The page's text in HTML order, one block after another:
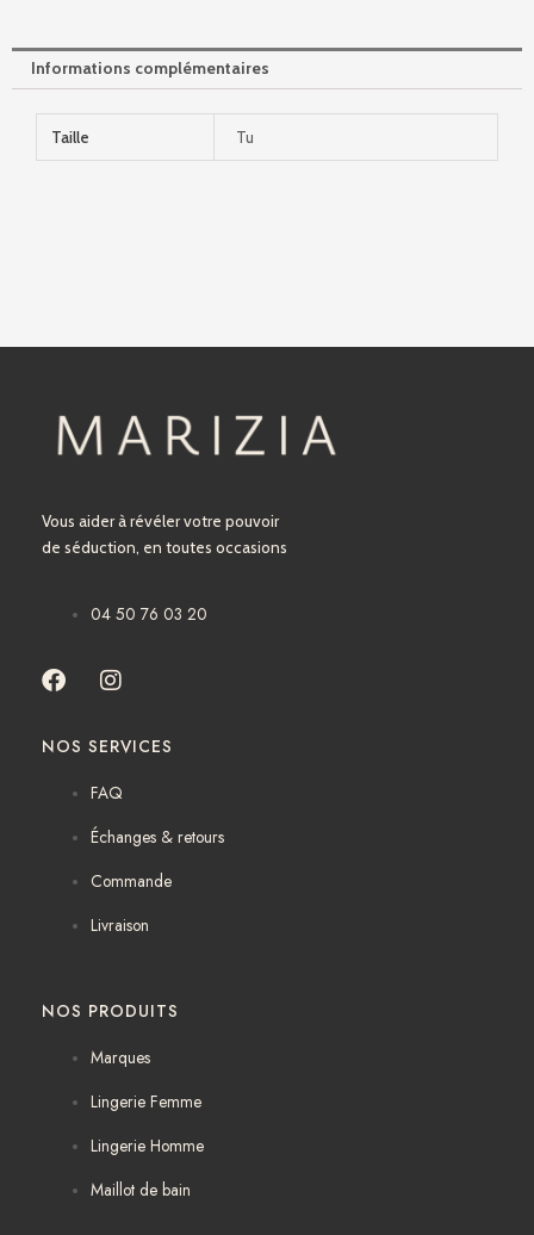
Informations complémentaires
Taille Tu
Vous aider à révéler votre pouvoir
de séduction, en toutes occasions
04 50 76 03 20
F
c
e
I
s
t
a
g
r
a
m
NOS SERVICES
FAQ
Échanges & retours
Commande
Livraison
NOS PRODUITS
Marques
Lingerie Femme
Lingerie Homme
Maillot de bain